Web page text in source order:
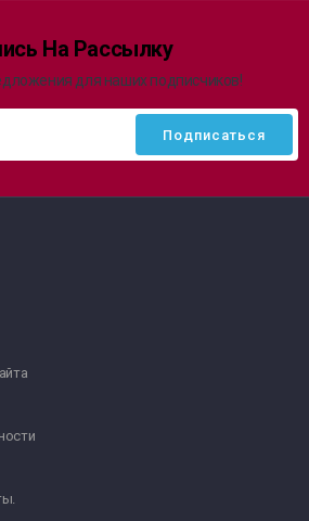
На Рассылку
для наших подписчиков!